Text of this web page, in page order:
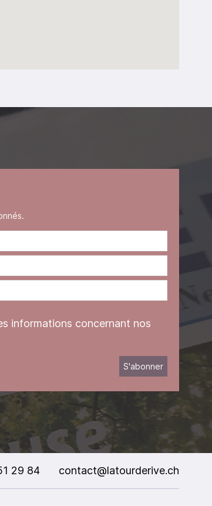
informations concernant nos
29 84 contact@latourderive.ch